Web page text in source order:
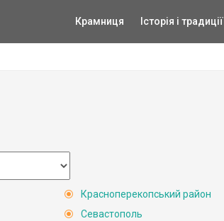
Крамниця Історія і традиції
Красноперекопський район
Севастополь